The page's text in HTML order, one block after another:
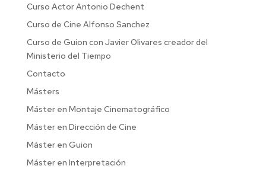
Curso Actor Antonio Dechent
Curso de Cine Alfonso Sanchez
Curso de Guion con Javier Olivares creador del
Ministerio del Tiempo
Contacto
Másters
Máster en Montaje Cinematográfico
Máster en Dirección de Cine
Máster en Guion
Máster en Interpretación